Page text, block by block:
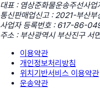
대표 : 염상준화물운송주선사
통신판매업신고 : 2021-부산
사업자 등록번호 : 617-86-
주소 : 부산광역시 부산진구
이용약관
개인정보처리방침
위치기반서비스 이용약관
운송약관